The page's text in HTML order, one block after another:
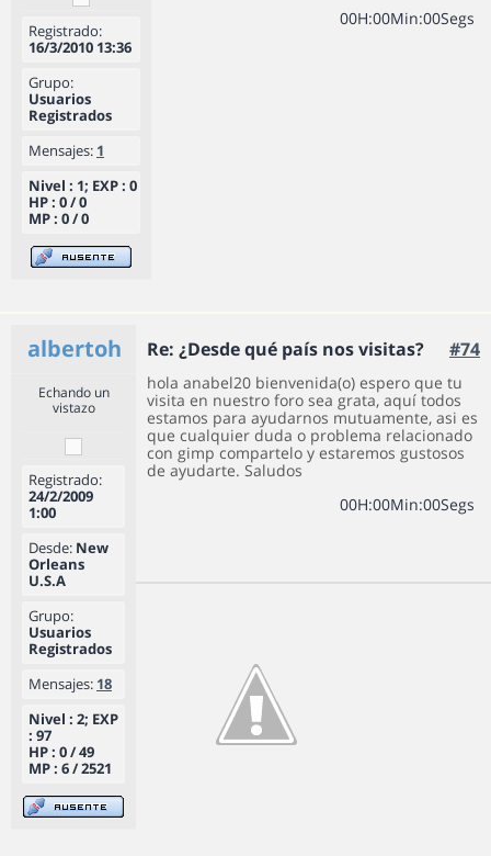
Registrado:
16/3/2010 13:36
Grupo:
Usuarios
Registrados
Mensajes: 1
Nivel : 1; EXP : 0
HP : 0 / 0
MP : 0 / 0
00H:00Min:00Segs
albertoh Re: ¿Desde qué país nos visitas? #74
Echando un
vistazo
Registrado:
24/2/2009
1:00
Desde: New
Orleans
U.S.A
Grupo:
Usuarios
Registrados
Mensajes: 18
Nivel : 2; EXP
: 97
HP : 0 / 49
MP : 6 / 2521
hola anabel20 bienvenida(o) espero que tu
visita en nuestro foro sea grata, aquí todos
estamos para ayudarnos mutuamente, asi es
que cualquier duda o problema relacionado
con gimp compartelo y estaremos gustosos
de ayudarte. Saludos
00H:00Min:00Segs